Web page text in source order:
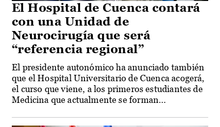
El Hospital de Cuenca contará
con una Unidad de
Neurocirugía que será
“referencia regional”
El presidente autonómico ha anunciado también
que el Hospital Universitario de Cuenca acogerá,
el curso que viene, a los primeros estudiantes de
Medicina que actualmente se forman...